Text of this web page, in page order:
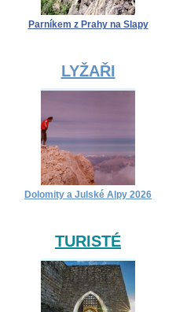
Parníkem z Prahy na Slapy
LYŽAŘI
Dolomity a Julské Alpy 2026
TURISTÉ